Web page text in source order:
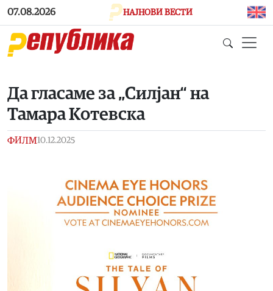
Skip to main content
07.08.2026 НАЈНОВИ ВЕСТИ
Да гласаме за „Силјан“ на
Тамара Котевска
ФИЛМ10.12.2025